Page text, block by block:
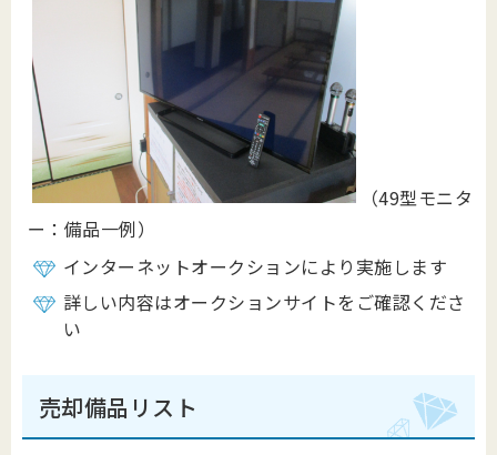
（49型モニタ
ー：備品一例）
インターネットオークションにより実施します
詳しい内容はオークションサイトをご確認くださ
い
売却備品リスト